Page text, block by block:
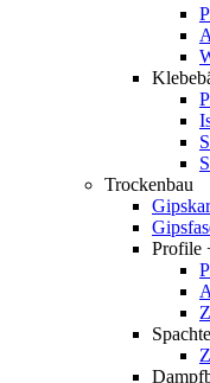
Trockenbau
Profile